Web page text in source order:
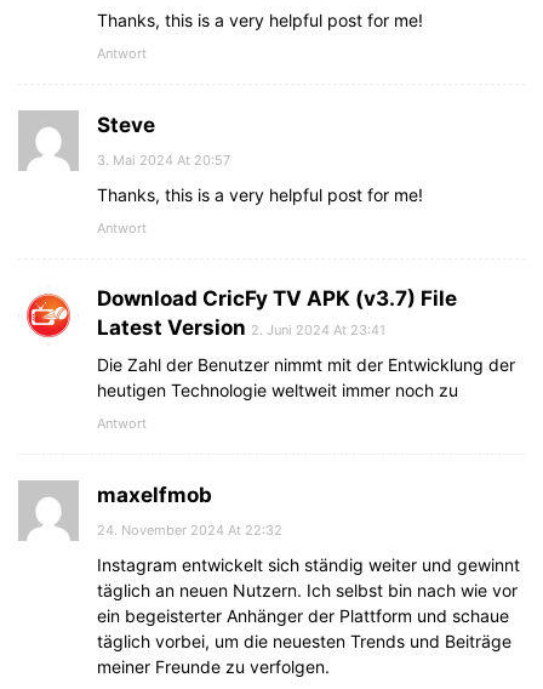
Thanks, this is a very helpful post for me!
Antwort
Steve
3. Mai 2024 At 20:57
Thanks, this is a very helpful post for me!
Antwort
Download CricFy TV APK (v3.7) File
Latest Version 2. Juni 2024 At 23:41
Die Zahl der Benutzer nimmt mit der Entwicklung der
heutigen Technologie weltweit immer noch zu
Antwort
maxelfmob
24. November 2024 At 22:32
Instagram entwickelt sich ständig weiter und gewinnt
täglich an neuen Nutzern. Ich selbst bin nach wie vor
ein begeisterter Anhänger der Plattform und schaue
täglich vorbei, um die neuesten Trends und Beiträge
meiner Freunde zu verfolgen.